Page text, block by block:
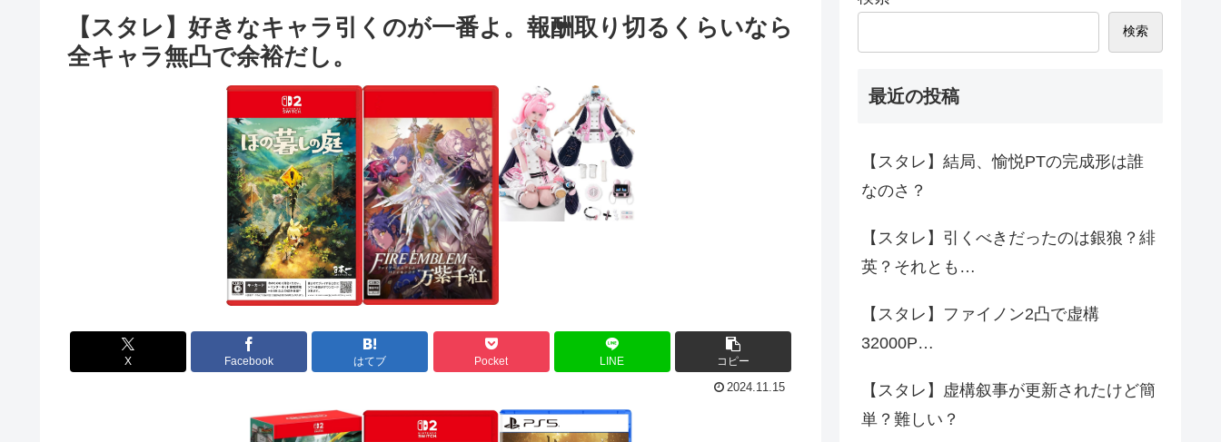
【スタレ】好きなキャラ引くのが一番よ。報酬取り切るくらいなら
全キャラ無凸で余裕だし。
X Facebook はてブ Pocket LINE コピー
2024.11.15
検索
最近の投稿
【スタレ】結局、愉悦PTの完成形は誰
なのさ？
【スタレ】引くべきだったのは銀狼？緋
英？それとも…
【スタレ】ファイノン2凸で虚構
32000P…
【スタレ】虚構叙事が更新されたけど簡
単？難しい？